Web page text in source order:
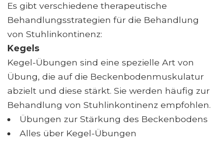
Es gibt verschiedene therapeutische
Behandlungsstrategien für die Behandlung
von Stuhlinkontinenz:
Kegels
Kegel-Übungen sind eine spezielle Art von
Übung, die auf die Beckenbodenmuskulatur
abzielt und diese stärkt. Sie werden häufig zur
Behandlung von Stuhlinkontinenz empfohlen.
Übungen zur Stärkung des Beckenbodens
Alles über Kegel-Übungen